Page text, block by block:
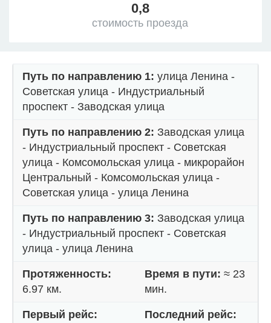
0,8
стоимость проезда
Путь по направлению 1: улица Ленина -
Советская улица - Индустриальный
проспект - Заводская улица
Путь по направлению 2: Заводская улица
- Индустриальный проспект - Советская
улица - Комсомольская улица - микрорайон
Центральный - Комсомольская улица -
Советская улица - улица Ленина
Путь по направлению 3: Заводская улица
- Индустриальный проспект - Советская
улица - улица Ленина
Протяженность:
6.97 км.
Время в пути: ≈ 23
мин.
Первый рейс:
Последний рейс: